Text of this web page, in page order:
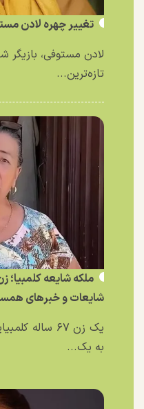
تغییر چهره لادن
لادن مستوفی، بازیگر
تازه‌ترین...
شایعات و خبر‌های
یک زن ۶۷
به یک...